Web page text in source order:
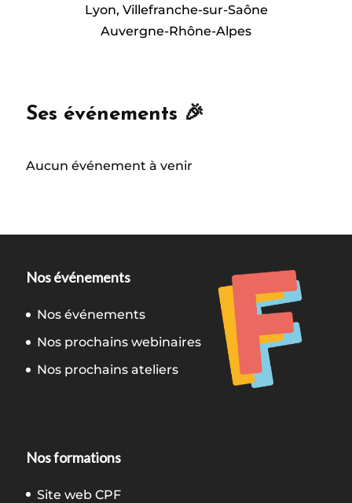
Lyon, Villefranche-sur-Saône
Auvergne-Rhône-Alpes
Ses événements 🎉
Aucun événement à venir
Nos événements
Nos événements
Nos prochains webinaires
Nos prochains ateliers
Nos formations
Site web CPF